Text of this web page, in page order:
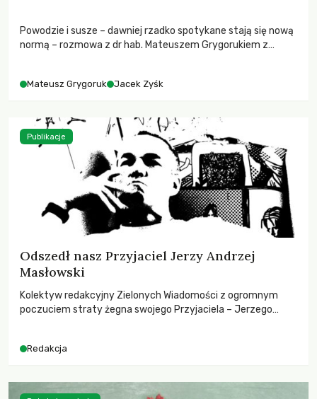
Powodzie i susze – dawniej rzadko spotykane stają się nową
normą – rozmowa z dr hab. Mateuszem Grygorukiem z
Mateusz Grygoruk Jacek Zyśk
Odszedł nasz Przyjaciel Jerzy Andrzej
Masłowski
Kolektyw redakcyjny Zielonych Wiadomości z ogromnym
poczuciem straty żegna swojego Przyjaciela – Jerzego
Redakcja
Publikacje